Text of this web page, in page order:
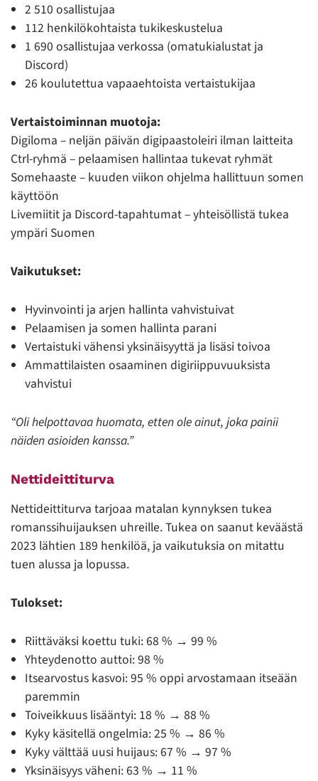
2 510 osallistujaa
112 henkilökohtaista tukikeskustelua
1 690 osallistujaa verkossa (omatukialustat ja
Discord)
26 koulutettua vapaaehtoista vertaistukijaa
Vertaistoiminnan muotoja:
Digiloma – neljän päivän digipaastoleiri ilman laitteita
Ctrl-ryhmä – pelaamisen hallintaa tukevat ryhmät
Somehaaste – kuuden viikon ohjelma hallittuun somen
käyttöön
Livemiitit ja Discord-tapahtumat – yhteisöllistä tukea
ympäri Suomen
Vaikutukset:
Hyvinvointi ja arjen hallinta vahvistuivat
Pelaamisen ja somen hallinta parani
Vertaistuki vähensi yksinäisyyttä ja lisäsi toivoa
Ammattilaisten osaaminen digiriippuvuuksista
vahvistui
“Oli helpottavaa huomata, etten ole ainut, joka painii
näiden asioiden kanssa.”
Nettideittiturva
Nettideittiturva tarjoaa matalan kynnyksen tukea
romanssihuijauksen uhreille. Tukea on saanut keväästä
2023 lähtien 189 henkilöä, ja vaikutuksia on mitattu
tuen alussa ja lopussa.
Tulokset:
Riittäväksi koettu tuki: 68 % → 99 %
Yhteydenotto auttoi: 98 %
Itsearvostus kasvoi: 95 % oppi arvostamaan itseään
paremmin
Toiveikkuus lisääntyi: 18 % → 88 %
Kyky käsitellä ongelmia: 25 % → 86 %
Kyky välttää uusi huijaus: 67 % → 97 %
Yksinäisyys väheni: 63 % → 11 %